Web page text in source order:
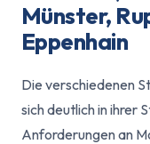
Münster,
Eppenhain
Die verschiedenen
sich deutlich in ihrer
Anforderungen an